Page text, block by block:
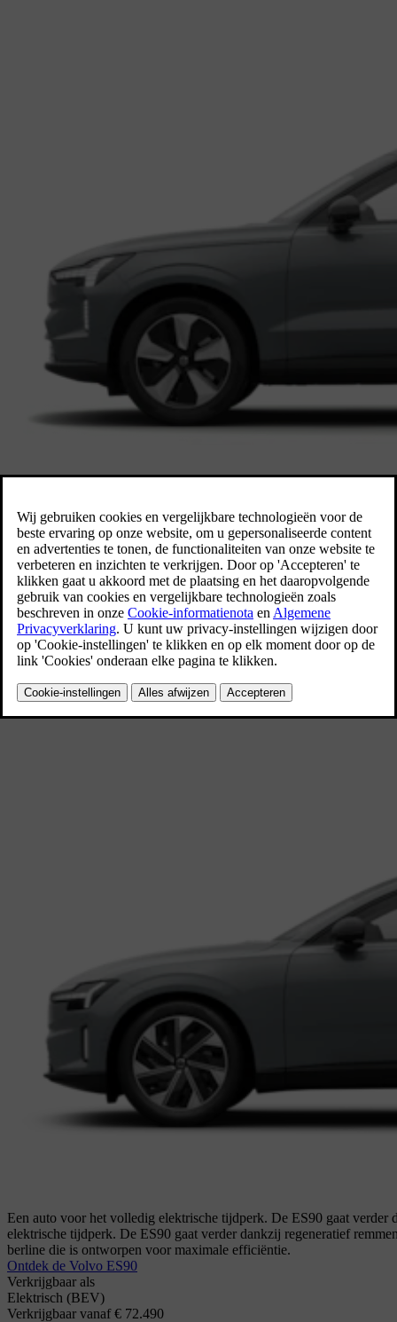
Een ruime SUV die volledig elektrisch is. De EX90 biedt comfort,
tijdperk van veiligheid en technologie. De Volvo EX90 is
Met baanbrekende Safe Space Technology beschermt de EX90
definieert deze grote SUV wat het betekent om volledig elektrisch
Ontdek de Volvo EX90
Verkrijgbaar als
Elektrisch (BEV)
Verkrijgbaar vanaf € 84.490
ES90Sedan
Een auto voor het volledig elektrische tijdperk. De ES90 gaat
elektrische tijdperk. De ES90 gaat verder dankzij regeneratief
berline die is ontworpen voor maximale efficiëntie.
Ontdek de Volvo ES90
Verkrijgbaar als
Elektrisch (BEV)
Verkrijgbaar vanaf € 72.490